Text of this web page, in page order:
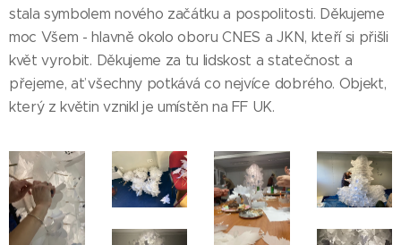
stala symbolem nového začátku a pospolitosti. Děkujeme
moc Všem - hlavně okolo oboru CNES a JKN, kteří si přišli
květ vyrobit. Děkujeme za tu lidskost a statečnost a
přejeme, ať všechny potkává co nejvíce dobrého. Objekt,
který z květin vznikl je umístěn na FF UK.